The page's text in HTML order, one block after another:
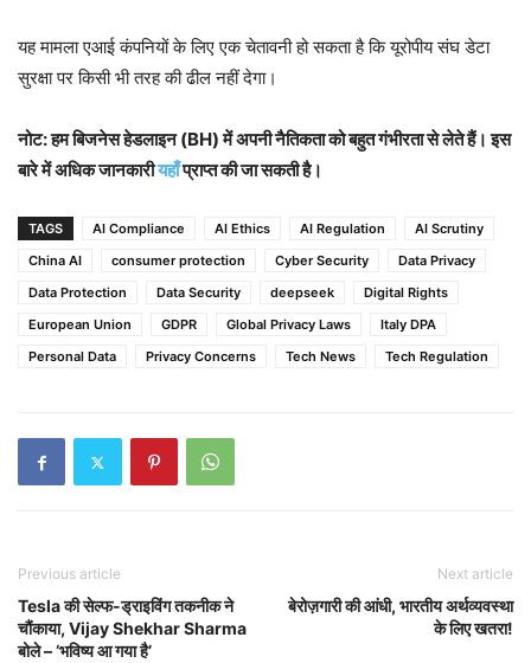
यह मामला एआई कंपनियों के लिए एक चेतावनी हो सकता है कि यूरोपीय संघ डेटा
सुरक्षा पर किसी भी तरह की ढील नहीं देगा।
नोट: हम बिजनेस हेडलाइन (BH) में अपनी नैतिकता को बहुत गंभीरता से लेते हैं। इस
बारे में अधिक जानकारीयहाँप्राप्त की जा सकती है।
TAGS AI Compliance AI Ethics AI Regulation
AI Scrutiny
China AI
consumer protection Cyber Security
Data Privacy
Data Protection
Data Security deepseek
Digital Rights
European Union
GDPR Global Privacy Laws
Italy DPA
Personal Data
Privacy Concerns Tech News Tech Regulation
Previous article
Tesla की सेल्फ-ड्राइविंग तकनीक ने
चौंकाया, Vijay Shekhar Sharma
बोले – ‘भविष्य आ गया है’
Next article
बेरोज़गारी की आंधी, भारतीय अर्थव्यवस्था
के लिए खतरा!